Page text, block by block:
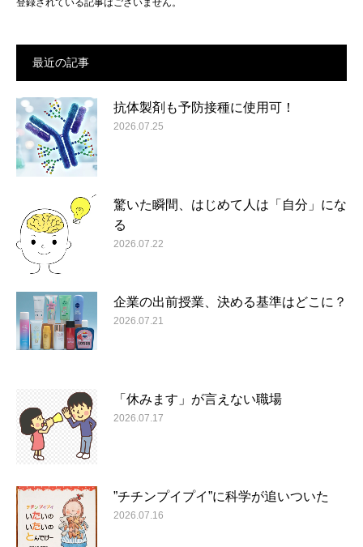
登録されている記事はございません。
最近の記事
抗体製剤も予防接種に使用可！
2026.07.25
驚いた瞬間、はじめて人は「自分」にな
る
2026.07.22
企業の出前授業、決める基準はどこに？
2026.07.21
「休みます」が言えない職場
2026.07.17
”チチンプイプイ”に科学が追いついた
2026.07.16